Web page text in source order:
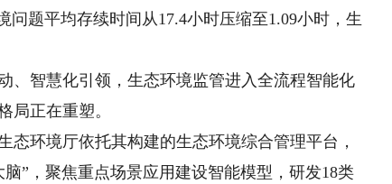
题平均存续时间从17.4小时压缩至1.09小时，生
智慧化引领，生态环境监管进入全流程智能化
局正在重塑。
环境厅依托其构建的生态环境综合管理平台，
”，聚焦重点场景应用建设智能模型，研发18类